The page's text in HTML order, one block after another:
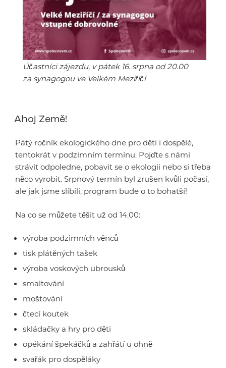
Účastníci zájezdu, v pátek 16. srpna od 20.00
za synagogou ve Velkém Meziříčí
Ahoj Země!
Pátý ročník ekologického dne pro děti i dospělé,
tentokrát v podzimním termínu. Pojďte s námi
strávit odpoledne, pobavit se o ekologii nebo si třeba
něco vyrobit. Srpnový termín byl zrušen kvůli počasí,
ale jak jsme slíbili, program bude o to bohatší!
Na co se můžete těšit už od 14.00:
výroba podzimních věnců
tisk plátěných tašek
výroba voskových ubrousků
smaltování
moštování
čtecí koutek
skládačky a hry pro děti
opékání špekáčků a zahřátí u ohně
svařák pro dospěláky